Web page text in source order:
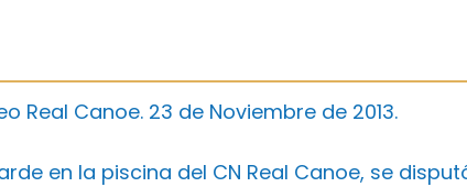
Real Canoe. 23 de Noviembre de 2013.
en la piscina del CN Real Canoe, se